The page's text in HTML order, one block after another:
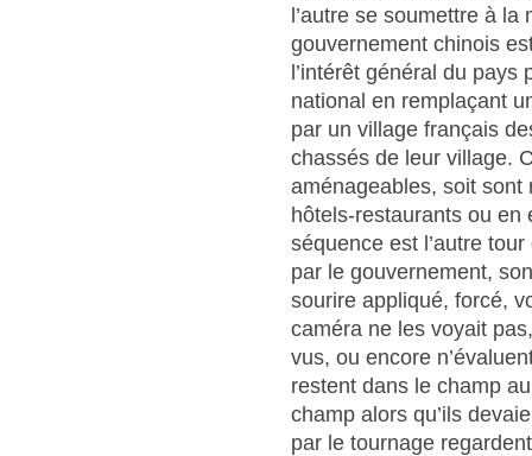
l’autre se soumettre à
gouvernement chinois
l’intérêt général du
national en remplaçant
par un village français
chassés de leur village.
aménageables, soit sont
hôtels-restaurants ou en
séquence est l’autre
par le gouvernement,
sourire appliqué, forcé,
caméra ne les voyait
vus, ou encore
restent dans le champ
champ alors qu’ils
par le tournage